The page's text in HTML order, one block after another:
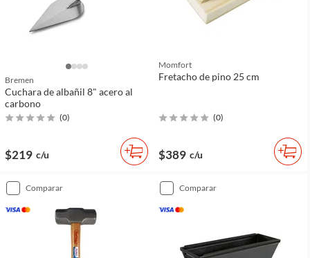
Bremen
Cuchara de albañil 8" acero al
carbono
(0)
$219 c/u
Momfort
Fretacho de pino 25 cm
(0)
$389 c/u
comparar comparar